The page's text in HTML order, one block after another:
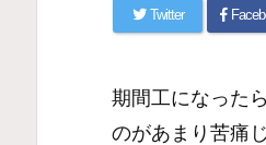
Twitter
期間工になった
のがあまり苦痛